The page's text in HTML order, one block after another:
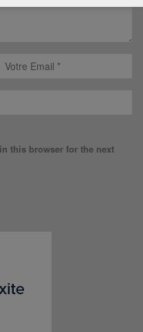
this browser for the next